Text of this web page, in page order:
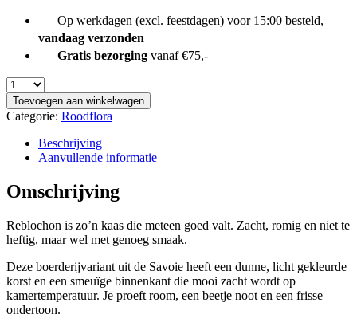
Op werkdagen (excl. feestdagen) voor 15:00 besteld,
vandaag verzonden
Gratis bezorging vanaf €75,-
Toevoegen aan winkelwagen
Categorie: Roodflora
Beschrijving
Aanvullende informatie
Omschrijving
Reblochon is zo’n kaas die meteen goed valt. Zacht, romig en niet te
heftig, maar wel met genoeg smaak.
Deze boerderijvariant uit de Savoie heeft een dunne, licht gekleurde
korst en een smeuïge binnenkant die mooi zacht wordt op
kamertemperatuur. Je proeft room, een beetje noot en een frisse
ondertoon.